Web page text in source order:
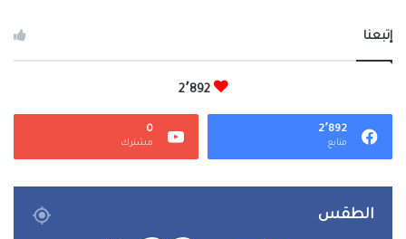
إتبعنا
2٬892
2٬892
متابع
0
مشترك
الطقس